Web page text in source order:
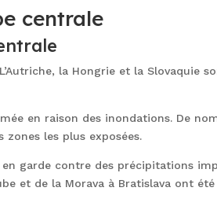
centrale
la Hongrie et la Slovaquie
en raison des inondations. De
zones les plus exposées.
garde contre des précipitations
et de la Morava à Bratislava ont